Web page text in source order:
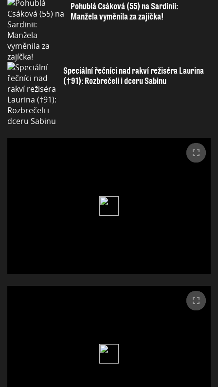
Pohublá Csáková (55) na Sardinii:
Manžela vyměnila za zajíčka!
Speciální řečníci nad rakví režiséra Laurina
(†91): Rozbrečeli i dceru Sabinu